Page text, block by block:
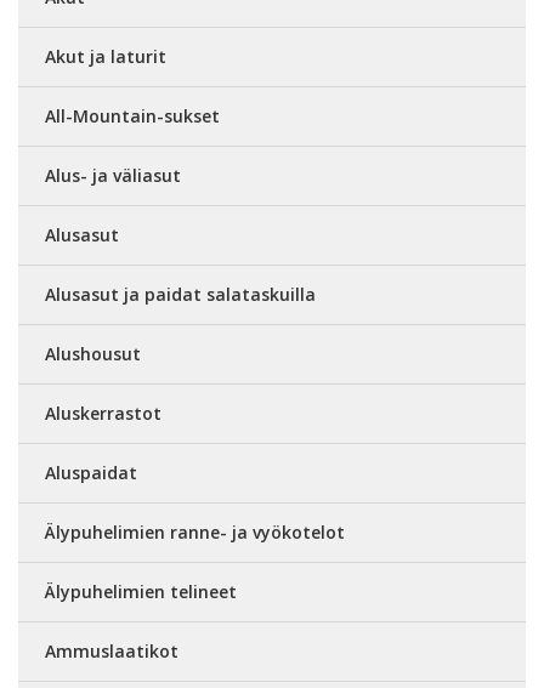
Akut ja laturit
All-Mountain-sukset
Alus- ja väliasut
Alusasut
Alusasut ja paidat salataskuilla
Alushousut
Aluskerrastot
Aluspaidat
Älypuhelimien ranne- ja vyökotelot
Älypuhelimien telineet
Ammuslaatikot